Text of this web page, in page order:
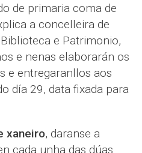
de primaria coma de
a concelleira de
e Patrimonio,
e nenas elaborarán os
e entregaranllos aos
día 29, data fixada para
xaneiro, daranse a
cada unha das dúas